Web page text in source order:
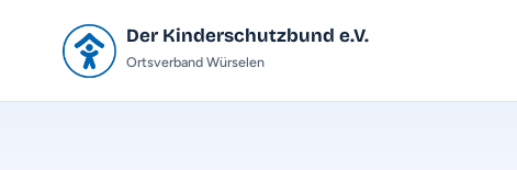
Der Kinderschutzbund e.V.
Ortsverband Würselen